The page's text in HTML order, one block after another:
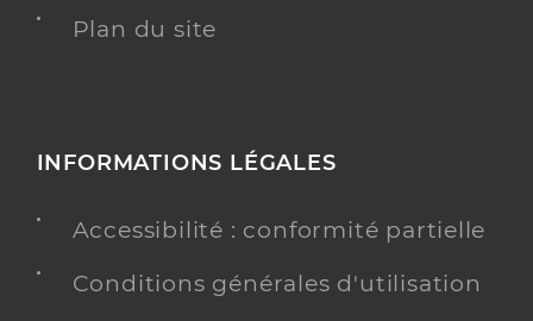
Plan du site
INFORMATIONS LÉGALES
Accessibilité : conformité partielle
Conditions générales d'utilisation